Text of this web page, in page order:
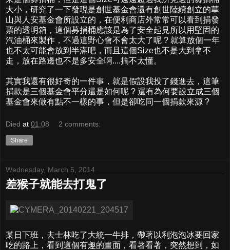
大小，研究了一下發現是創世基金會還有創世陸續創立的華
山與人安基金會所設立的，在便利商店外常常可以看到捐發
票的透明箱，這個募捐桶應該是為了安全起見所以用堅固的
汽油桶來製作，不過這野心會不會太大了呢 ? 就算放個一年
也不太可能會放到半滿吧，而且這個Size也不是大到拿不
走，放在路邊也不是多安全啊....搞不太懂。
其實我還有很好奇的一件事，就是假設我投了錢進去，這筆
捐款是三個基金會平分還是如何呢 ? 還有為何要設立成三個
基金會來做有點不一樣的事，但是卻吃同一個捐款來源 ?
Died at 01:08 2 comments:
Share
Wednesday, March 5, 2014
差猴子就能去打鬼了
某日下班，去士林吃了大統一牛排，帶著以利泡泡冰要回家
吃的路上，看到這個有趣的畫面，看著看著，突然想到，如